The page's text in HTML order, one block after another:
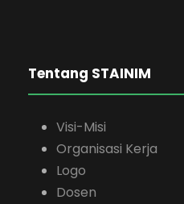
Tentang STAINIM
Visi-Misi
Organisasi Kerja
Logo
Dosen